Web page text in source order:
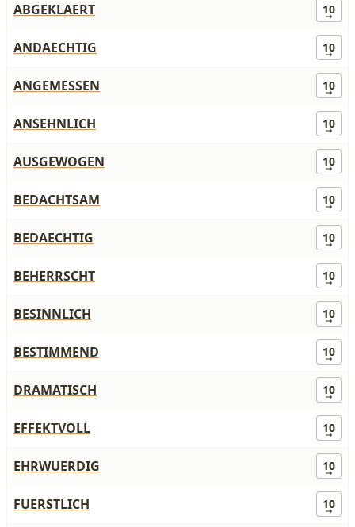
ABGEKLAERT 10
ANDAECHTIG 10
ANGEMESSEN 10
ANSEHNLICH 10
AUSGEWOGEN 10
BEDACHTSAM 10
BEDAECHTIG 10
BEHERRSCHT 10
BESINNLICH 10
BESTIMMEND 10
DRAMATISCH 10
EFFEKTVOLL 10
EHRWUERDIG 10
FUERSTLICH 10